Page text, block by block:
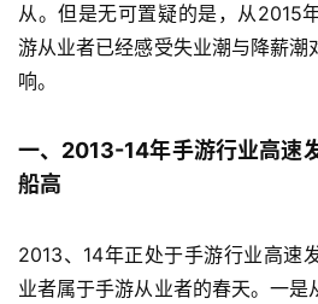
从。但是无可置疑的是，从2015
游从业者已经感受失业潮与降薪潮
响。
一、2013-14年手游行业高速
船高
2013、14年正处于手游行业高速
业者属于手游从业者的春天。一是